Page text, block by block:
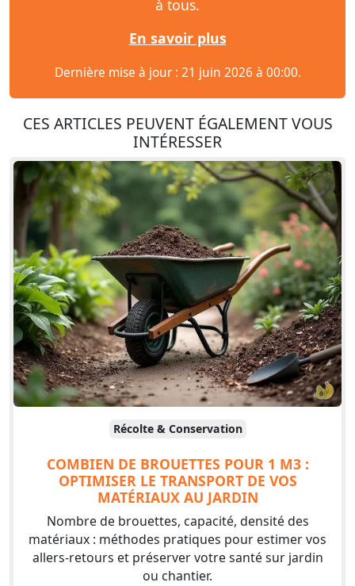
à tous.
En savoir plus
Dernière mise à jour : 21 juin 2026 à 00:00.
CES ARTICLES PEUVENT ÉGALEMENT VOUS
INTÉRESSER
Récolte & Conservation
COMBIEN DE BROUETTES POUR 1 M3 :
OPTIMISER LE TRANSPORT DE VOS
MATÉRIAUX AU JARDIN
Nombre de brouettes, capacité, densité des
matériaux : méthodes pratiques pour estimer vos
allers-retours et préserver votre santé sur jardin
ou chantier.